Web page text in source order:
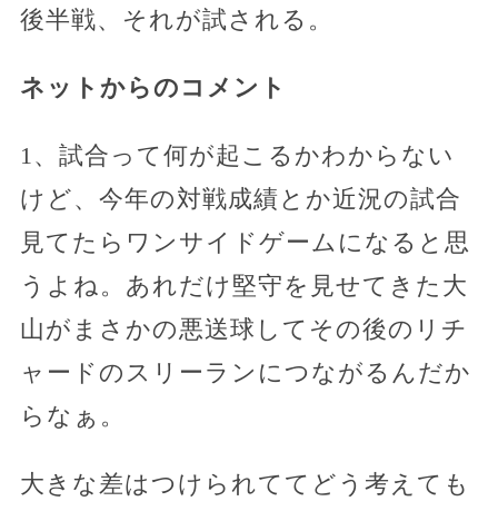
後半戦、それが試される。
ネットからのコメント
1、試合って何が起こるかわからない
けど、今年の対戦成績とか近況の試合
見てたらワンサイドゲームになると思
うよね。あれだけ堅守を見せてきた大
山がまさかの悪送球してその後のリチ
ャードのスリーランにつながるんだか
らなぁ。
大きな差はつけられててどう考えても